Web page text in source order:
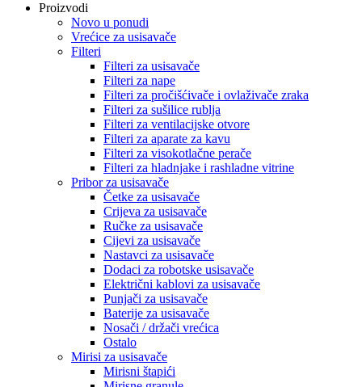
Proizvodi
Novo u ponudi
Vrećice za usisavače
Filteri
Filteri za usisavače
Filteri za nape
Filteri za pročišćivače i ovlaživače zraka
Filteri za sušilice rublja
Filteri za ventilacijske otvore
Filteri za aparate za kavu
Filteri za visokotlačne perače
Filteri za hladnjake i rashladne vitrine
Pribor za usisavače
Četke za usisavače
Crijeva za usisavače
Ručke za usisavače
Cijevi za usisavače
Nastavci za usisavače
Dodaci za robotske usisavače
Električni kablovi za usisavače
Punjači za usisavače
Baterije za usisavače
Nosači / držači vrećica
Ostalo
Mirisi za usisavače
Mirisni štapići